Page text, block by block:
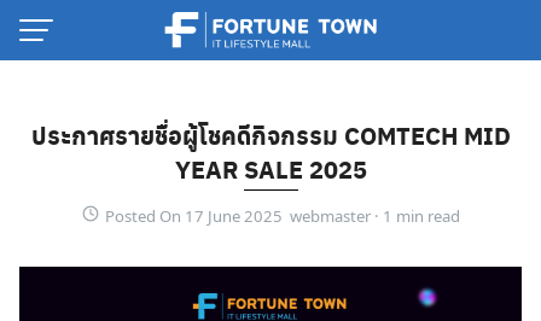
Skip
ประกาศรายชื่อผู้โชคดีกิจกรรม COMTECH MID
YEAR SALE 2025
Posted On 17 June 2025 webmaster ·